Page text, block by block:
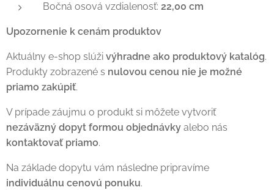
Bočná osová vzdialenosť: 22,00 cm
Upozornenie k cenám produktov
Aktuálny e-shop slúži výhradne ako produktový katalóg.
Produkty zobrazené s nulovou cenou nie je možné
priamo zakúpiť.
V prípade záujmu o produkt si môžete vytvoriť
nezáväzný dopyt formou objednávky alebo nás
kontaktovať priamo.
Na základe dopytu vám následne pripravíme
individuálnu cenovú ponuku.